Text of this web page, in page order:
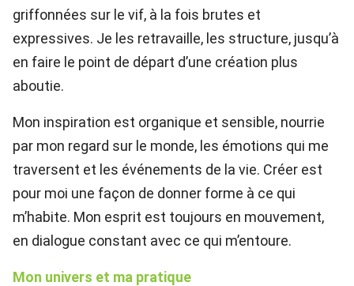
griffonnées sur le vif, à la fois brutes et
expressives. Je les retravaille, les structure, jusqu’à
en faire le point de départ d’une création plus
aboutie.
Mon inspiration est organique et sensible, nourrie
par mon regard sur le monde, les émotions qui me
traversent et les événements de la vie. Créer est
pour moi une façon de donner forme à ce qui
m’habite. Mon esprit est toujours en mouvement,
en dialogue constant avec ce qui m’entoure.
Mon univers et ma pratique